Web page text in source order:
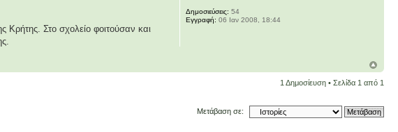
Κρήτης. Στο σχολείο φοιτούσαν και
Δημοσιεύσεις: 54
Εγγραφή: 06 Ιαν 2008, 18:44
1 Δημοσίευση • Σελίδα 1 από 1
Μετάβαση σε: